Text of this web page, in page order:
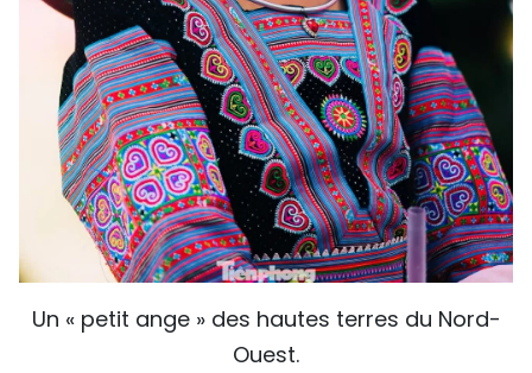
Un « petit ange » des hautes terres du Nord-
Ouest.